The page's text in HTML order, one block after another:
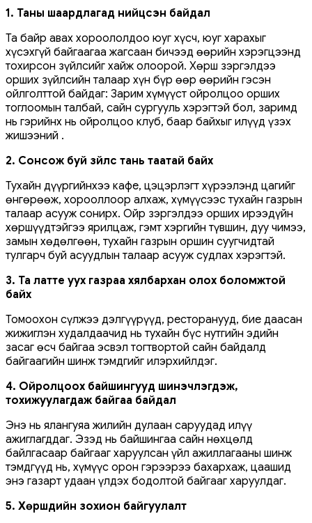
1. Таны шаардлагад нийцсэн байдал
Та байр авах хороололдоо юуг хүсч, юуг харахыг
хүсэхгүй байгаагаа жагсаан бичээд өөрийн хэрэгцээнд
тохирсон зүйлсийг хайж олоорой. Хөрш зэргэлдээ
орших зүйлсийн талаар хүн бүр өөр өөрийн гэсэн
ойлголттой байдаг: Зарим хүмүүст ойролцоо орших
тоглоомын талбай, сайн сургууль хэрэгтэй бол, заримд
нь гэрийнх нь ойролцоо клуб, баар байхыг илүүд үзэх
жишээний .
2. Сонсож буй зүйлс тань таатай байх
Тухайн дүүргийнхээ кафе, цэцэрлэгт хүрээлэнд цагийг
өнгөрөөж, хорооллоор алхаж, хүмүүсээс тухайн газрын
талаар асууж сонирх. Ойр зэргэлдээ орших ирээдүйн
хөршүүдтэйгээ ярилцаж, гэмт хэргийн түвшин, дуу чимээ,
замын хөдөлгөөн, тухайн газрын оршин суугчидтай
тулгарч буй асуудлын талаар асууж судлах хэрэгтэй.
3. Та латте уух газраа хялбархан олох боломжтой
байх
Томоохон сүлжээ дэлгүүрүүд, ресторанууд, бие даасан
жижиглэн худалдаачид нь тухайн бүс нутгийн эдийн
засаг өсч байгаа эсвэл тогтвортой сайн байдалд
байгаагийн шинж тэмдгийг илэрхийлдэг.
4. Ойролцоох байшингууд шинэчлэгдэж,
тохижуулагдаж байгаа байдал
Энэ нь ялангуяа жилийн дулаан саруудад илүү
ажиглагддаг. Эзэд нь байшингаа сайн нөхцөлд
байлгасаар байгааг харуулсан үйл ажиллагааны шинж
тэмдгүүд нь, хүмүүс орон гэрээрээ бахархаж, цаашид
энэ газарт удаан үлдэх бодолтой байгааг харуулдаг.
5. Хөршүүдийн зохион байгуулалт